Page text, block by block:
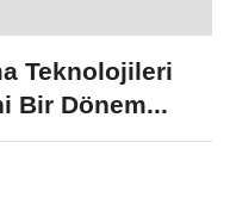
Teknolojileri
Bir Dönem...